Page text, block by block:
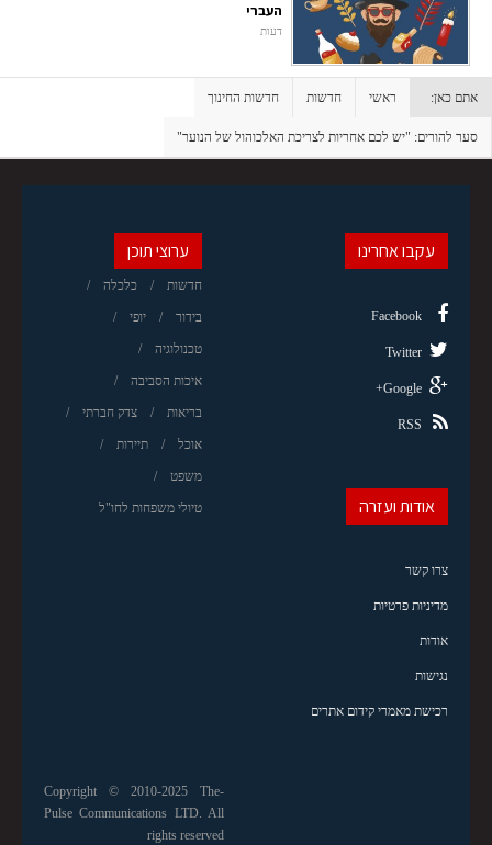
העברי
דעות
אתם כאן: ראשי חדשות חדשות החינוך
סער להורים: "יש לכם אחריות לצריכת האלכוהול של הנוער"
ערוצי תוכן
חדשות כלכלה
בידור יופי
טכנולוגיה
איכות הסביבה
בריאות צדק חברתי
אוכל תיירות
משפט
טיולי משפחות לחו"ל
עקבו אחרינו
Facebook
Twitter
Google+
RSS
אודות ועזרה
צרו קשר
מדיניות פרטיות
אודות
נגישות
רכישת מאמרי קידום אתרים
Copyright © 2010-2025 The-
Pulse Communications LTD. All
rights reserved